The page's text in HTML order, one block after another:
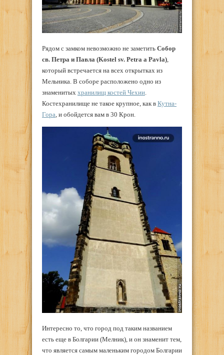
Рядом с замком невозможно не заметить Собор
св. Петра и Павла (Kostel sv. Petra a Pavla),
который встречается на всех открытках из
Мельника. В соборе расположено одно из
знаменитых хранилищ костей Чехии.
Костехранилище не такое крупное, как в Кутна-
Гора, и обойдется вам в 30 Крон.
Интересно то, что город под таким названием
есть еще в Болгарии (Мелник), и он знаменит тем,
что является самым маленьким городом Болгарии